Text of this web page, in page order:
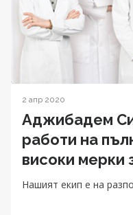
2 апр 2020
Аджибадем
работи на
високи мерки
Нашият екип е на